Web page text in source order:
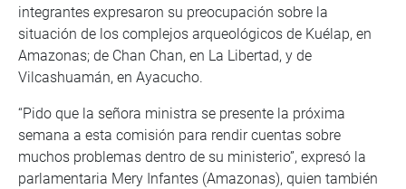
integrantes expresaron su preocupación sobre la
situación de los complejos arqueológicos de Kuélap, en
Amazonas; de Chan Chan, en La Libertad, y de
Vilcashuamán, en Ayacucho.
“Pido que la señora ministra se presente la próxima
semana a esta comisión para rendir cuentas sobre
muchos problemas dentro de su ministerio”, expresó la
parlamentaria Mery Infantes (Amazonas), quien también